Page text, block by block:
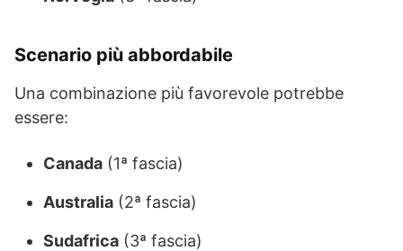
Scenario più abbordabile
Una combinazione più favorevole potrebbe
essere:
Canada (1ª fascia)
Australia (2ª fascia)
Sudafrica (3ª fascia)